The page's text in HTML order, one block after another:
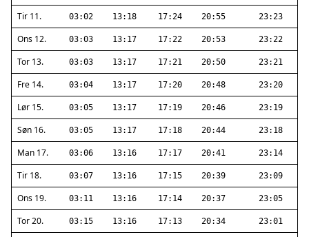
Tir 11. 03:02 13:18 17:24 20:55 23:23
Ons 12. 03:03 13:17 17:22 20:53 23:22
Tor 13. 03:03 13:17 17:21 20:50 23:21
Fre 14. 03:04 13:17 17:20 20:48 23:20
Lør 15. 03:05 13:17 17:19 20:46 23:19
Søn 16. 03:05 13:17 17:18 20:44 23:18
Man 17. 03:06 13:16 17:17 20:41 23:14
Tir 18. 03:07 13:16 17:15 20:39 23:09
Ons 19. 03:11 13:16 17:14 20:37 23:05
Tor 20. 03:15 13:16 17:13 20:34 23:01